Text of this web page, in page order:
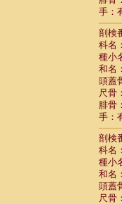
手：
剖検
科名
種小
和名
頭蓋
尺骨
腓骨
手：
剖検
科名
種小
和名
頭蓋
尺骨